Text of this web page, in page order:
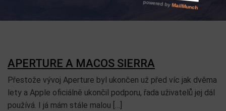
APERTURE A MACOS SIERRA
Přestože vývoj Aperture byl ukončen už před víc jak dvěma
lety a Apple oficiálně ukončil podporu, řada uživatelů jej dál
používá. I já mám stále malou […]